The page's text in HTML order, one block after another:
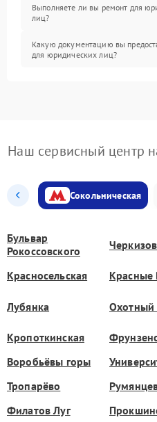
Выполняете ли вы ремонт для
лиц?
Какую документацию вы
для юридических лиц?
Наш сервисный центр
Сокольническая
Бульвар
Рокоссовского
Красносельская
Красные
Лубянка Охотный
Кропоткинская
Воробьёвы горы
Тропарёво
Филатов Луг